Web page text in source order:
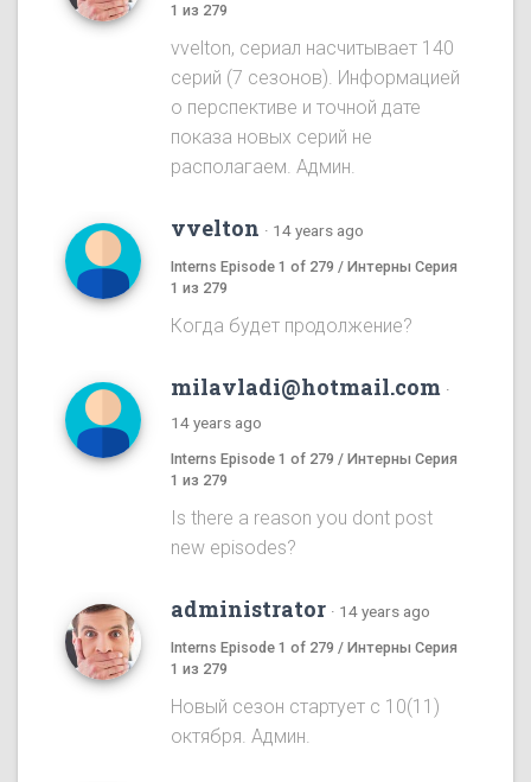
1 из 279
vvelton, сериал насчитывает 140
серий (7 сезонов). Информацией
о перспективе и точной дате
показа новых серий не
располагаем. Админ.
vvelton · 14 years ago
Interns Episode 1 of 279 / Интерны Серия
1 из 279
Когда будет продолжение?
milavladi@hotmail.com ·
14 years ago
Interns Episode 1 of 279 / Интерны Серия
1 из 279
Is there a reason you dont post
new episodes?
administrator · 14 years ago
Interns Episode 1 of 279 / Интерны Серия
1 из 279
Новый сезон стартует с 10(11)
октября. Админ.